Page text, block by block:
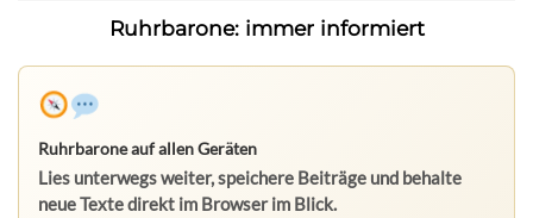
Ruhrbarone: immer informiert
Ruhrbarone auf allen Geräten
Lies unterwegs weiter, speichere Beiträge und behalte
neue Texte direkt im Browser im Blick.